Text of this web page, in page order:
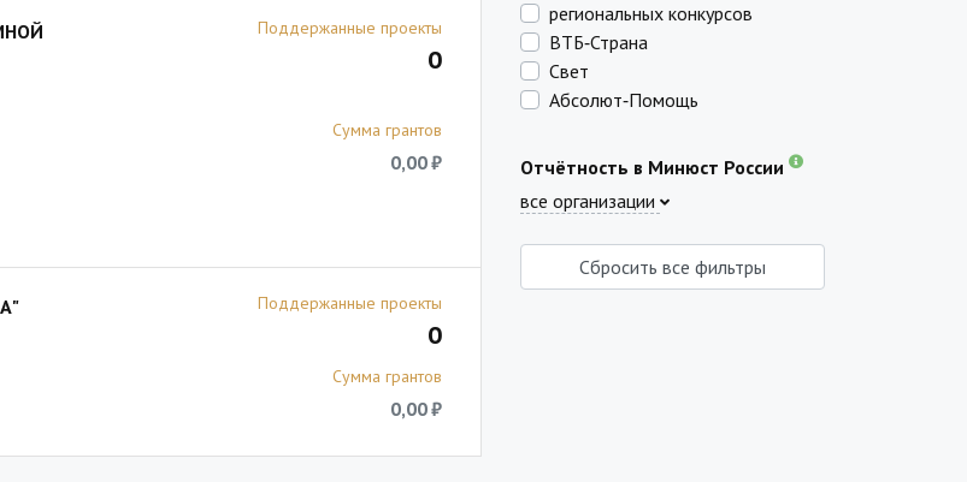
Поддержанные проекты
0
Сумма грантов
0,00 ₽
Поддержанные проекты
0
Сумма грантов
0,00 ₽
региональных конкурсов
ВТБ‑Страна
Свет
Абсолют‑Помощь
Отчётность в Минюст России
все организации
Сбросить все фильтры